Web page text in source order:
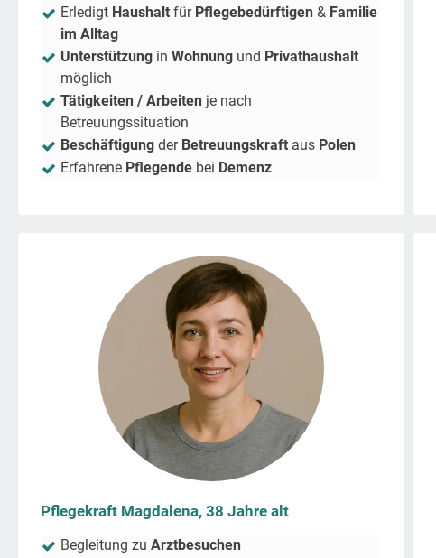
Erledigt Haushalt für Pflegebedürftigen & Familie
im Alltag
Unterstützung in Wohnung und Privathaushalt
möglich
Tätigkeiten / Arbeiten je nach
Betreuungssituation
Beschäftigung der Betreuungskraft aus Polen
Erfahrene Pflegende bei Demenz
Pflegekraft Magdalena, 38 Jahre alt
Begleitung zu Arztbesuchen